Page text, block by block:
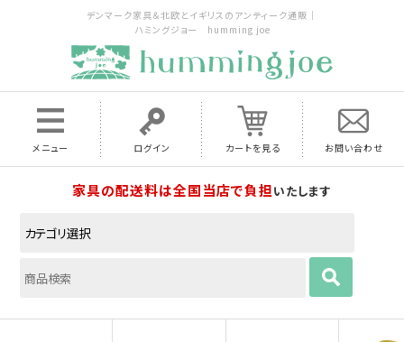
デンマーク家具＆北欧とイギリスのアンティーク通販｜
ハミングジョー humming joe
メニュー ログイン カートを見る お問い合わせ
家具の配送料は全国当店で負担いたします